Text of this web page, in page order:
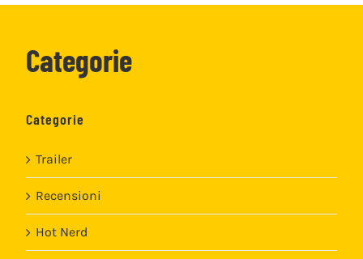
Categorie
Categorie
Trailer
Recensioni
Hot Nerd